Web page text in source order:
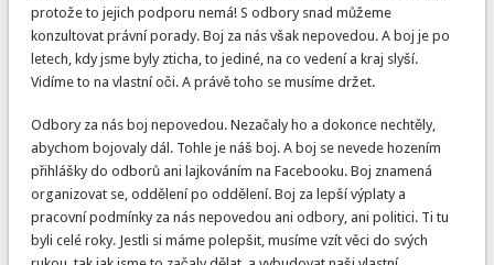
protože to jejich podporu nemá! S odbory snad můžeme
konzultovat právní porady. Boj za nás však nepovedou. A boj je po
letech, kdy jsme byly zticha, to jediné, na co vedení a kraj slyší.
Vidíme to na vlastní oči. A právě toho se musíme držet.
Odbory za nás boj nepovedou. Nezačaly ho a dokonce nechtěly,
abychom bojovaly dál. Tohle je náš boj. A boj se nevede hozením
přihlášky do odborů ani lajkováním na Facebooku. Boj znamená
organizovat se, oddělení po oddělení. Boj za lepší výplaty a
pracovní podmínky za nás nepovedou ani odbory, ani politici. Ti tu
byli celé roky. Jestli si máme polepšit, musíme vzít věci do svých